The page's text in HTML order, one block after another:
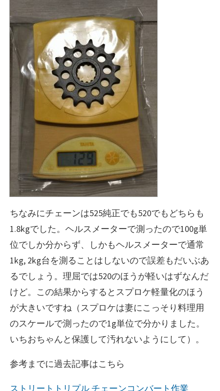
ちなみにチェーンは525純正でも520でもどちらも
1.8kgでした。ヘルスメーターで測ったので100g単
位でしか分からず、しかもヘルスメーターで通常
1kg, 2kg台を測ることはしないので誤差もだいぶあ
るでしょう。理屈では520のほうが軽いはずなんだ
けど。この結果からするとスプロケ軽量化のほう
が大きいですね（スプロケは妻にこっそり料理用
のスケールで測ったので1g単位で分かりました。
いちおちゃんと保護して汚れないようにして）。
参考までに過去記事はこちら
ストリートトリプル チェーンコンバート作業